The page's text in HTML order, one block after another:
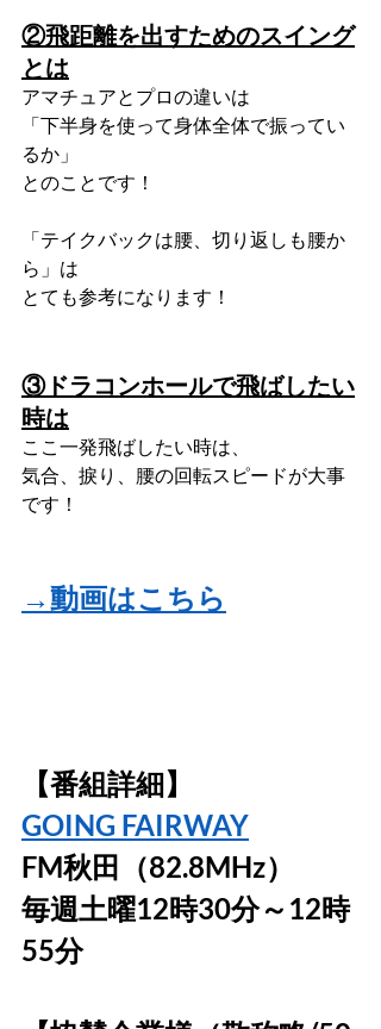
②飛距離を出すためのスイング
とは
アマチュアとプロの違いは
「下半身を使って身体全体で振ってい
るか」
とのことです！
「テイクバックは腰、切り返しも腰か
ら」は
とても参考になります！
③ドラコンホールで飛ばしたい
時は
ここ一発飛ばしたい時は、
気合、捩り、腰の回転スピードが大事
です！
→動画はこちら
【番組詳細】
GOING FAIRWAY
FM秋田（82.8MHz）
毎週土曜12時30分～12時
55分